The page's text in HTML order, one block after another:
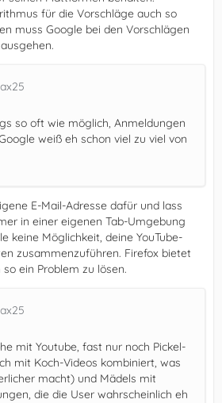
für die Vorschläge auch so
muss Google bei den Vorschlägen
so oft wie möglich, Anmeldungen
weiß eh schon viel zu viel von
E-Mail-Adresse dafür und lass
in einer eigenen Tab-Umgebung
keine Möglichkeit, deine YouTube-
zusammenzuführen. Firefox bietet
ein Problem zu lösen.
mit Youtube, fast nur noch Pickel-
mit Koch-Videos kombiniert, was
macht) und Mädels mit
die die User wahrscheinlich eh